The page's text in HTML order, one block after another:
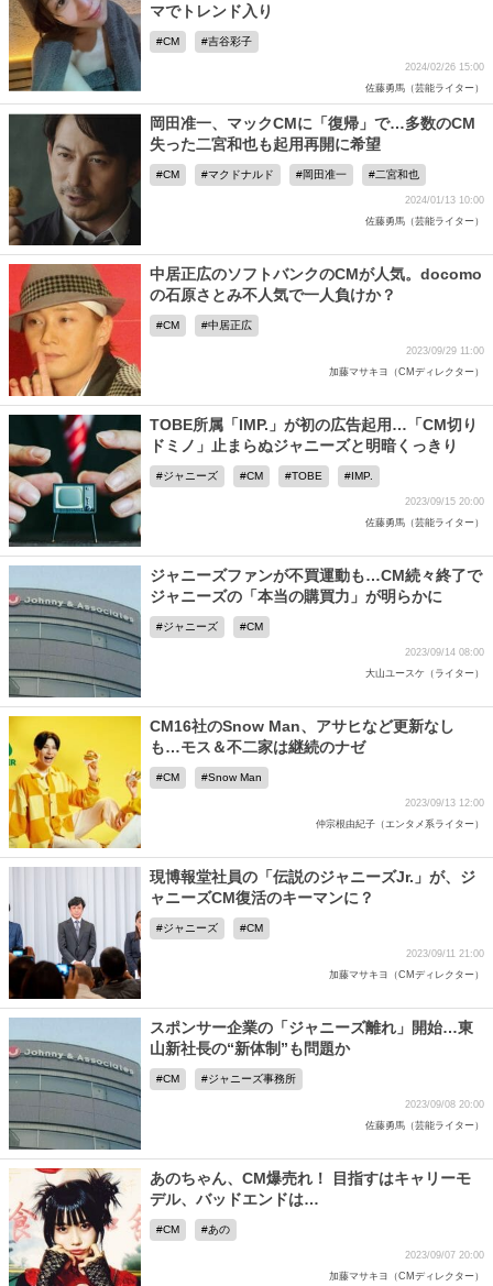
マでトレンド入り
CM 吉谷彩子
2024/02/26 15:00
佐藤勇馬（芸能ライター）
岡田准一、マックCMに「復帰」で…多数のCM
失った二宮和也も起用再開に希望
CM マクドナルド 岡田准一 二宮和也
2024/01/13 10:00
佐藤勇馬（芸能ライター）
中居正広のソフトバンクのCMが人気。docomo
の石原さとみ不人気で一人負けか？
CM 中居正広
2023/09/29 11:00
加藤マサキヨ（CMディレクター）
TOBE所属「IMP.」が初の広告起用…「CM切り
ドミノ」止まらぬジャニーズと明暗くっきり
ジャニーズ CM TOBE IMP.
2023/09/15 20:00
佐藤勇馬（芸能ライター）
ジャニーズファンが不買運動も…CM続々終了で
ジャニーズの「本当の購買力」が明らかに
ジャニーズ CM
2023/09/14 08:00
大山ユースケ（ライター）
CM16社のSnow Man、アサヒなど更新なし
も…モス＆不二家は継続のナゼ
CM Snow Man
2023/09/13 12:00
仲宗根由紀子（エンタメ系ライター）
現博報堂社員の「伝説のジャニーズJr.」が、ジ
ャニーズCM復活のキーマンに？
ジャニーズ CM
2023/09/11 21:00
加藤マサキヨ（CMディレクター）
スポンサー企業の「ジャニーズ離れ」開始…東
山新社長の“新体制”も問題か
CM ジャニーズ事務所
2023/09/08 20:00
佐藤勇馬（芸能ライター）
あのちゃん、CM爆売れ！ 目指すはキャリーモ
デル、バッドエンドは…
CM あの
2023/09/07 20:00
加藤マサキヨ（CMディレクター）